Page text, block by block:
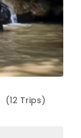
(12 Trips)